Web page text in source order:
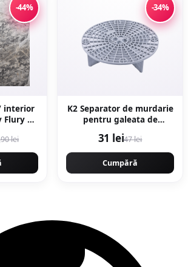
-44%
interior
60
marmura
lei
-34%
K2 Separator de murdarie
pentru galeata de
31 lei47 lei
Cumpără